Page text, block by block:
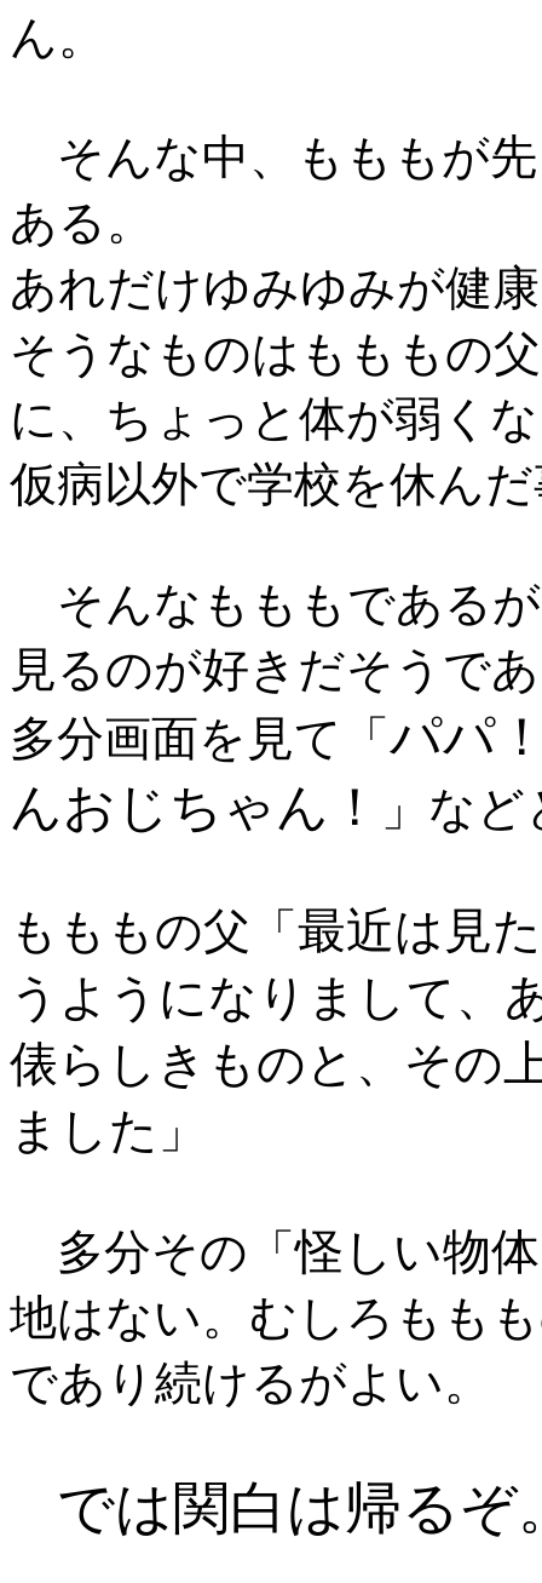
ん。
そんな中、もももが
ある。
あれだけゆみゆみが健
そうなものはもももの
に、ちょっと体が弱く
仮病以外で学校を休ん
そんなもももである
見るのが好きだそうで
多分画面を見て「 パパ
んおじちゃん！
」な
もももの父「 最近は見
うようになりまして、
俵らしきものと、その
ました 」
多分その「怪しい物体
地はない。むしろもも
であり続けるがよい。
では関白は帰るぞ